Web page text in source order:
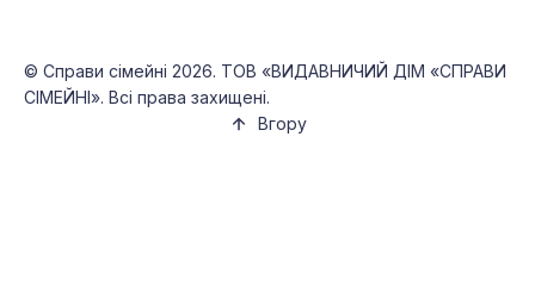
© Справи сімейні 2026. ТОВ «ВИДАВНИЧИЙ ДІМ «СПРАВИ
СІМЕЙНІ». Всі права захищені.
Вгору